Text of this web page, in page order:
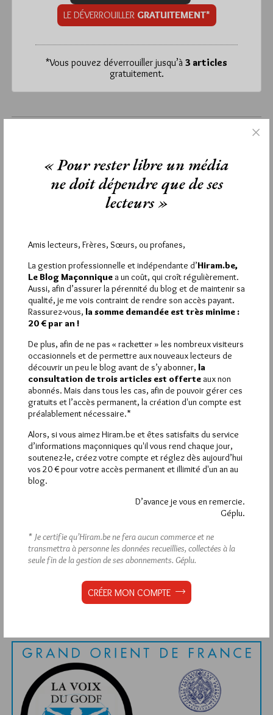
LE DÉVERROUILLER GRATUITEMENT*
*Vous pouvez déverrouiller jusqu’à 3 articles
gratuitement.
Aucun commentaire
Étiquettes :GLFF,loi contre les violences sexuelles,
La rédaction de commentaires est
réservée aux abonnés.
Si vous souhaitez rédiger des
commentaires, vous devez :
VOUS INSCRIRE
Déjà inscrit(e) ?Connectez-vous
Hier jeudi 6 août 2026, Hiram.be a reçu1 672 visites
2 608 pages
Plus d’informations
Quels sont les articles les plus lus du blog ?
« Pour rester libre un média
ne doit dépendre que de ses
lecteurs »
Amis lecteurs, Frères, Sœurs, ou profanes,
La gestion professionnelle et indépendante d’Hiram.be,
Le Blog Maçonnique a un coût, qui croît régulièrement.
Aussi, afin d’assurer la pérennité du blog et de maintenir sa
qualité, je me vois contraint de rendre son accès payant.
Rassurez-vous, la somme demandée est très minime :
20 € par an !
De plus, afin de ne pas « racketter » les nombreux visiteurs
occasionnels et de permettre aux nouveaux lecteurs de
découvrir un peu le blog avant de s’y abonner, la
consultation de trois articles est offerte aux non
abonnés. Mais dans tous les cas, afin de pouvoir gérer ces
gratuits et l’accès permanent, la création d'un compte est
préalablement nécessaire.*
Alors, si vous aimez Hiram.be et êtes satisfaits du service
d’informations maçonniques qu'il vous rend chaque jour,
soutenez-le, créez votre compte et réglez dès aujourd’hui
vos 20 € pour votre accès permanent et illimité d'un an au
blog.
D’avance je vous en remercie.
Géplu.
* Je certifie qu’Hiram.be ne fera aucun commerce et ne
transmettra à personne les données recueillies, collectées à la
seule fin de la gestion de ses abonnements. Géplu.
CRÉER MON COMPTE